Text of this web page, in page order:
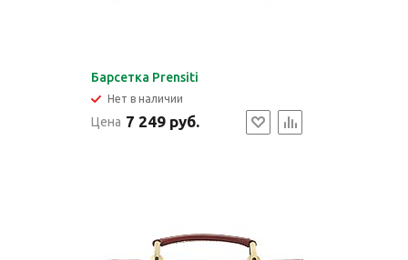
Барсетка Prensiti
Нет в наличии
Цена 7 249 руб.